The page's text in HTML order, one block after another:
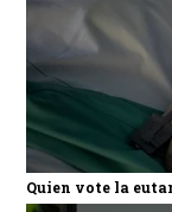
Quien vote la